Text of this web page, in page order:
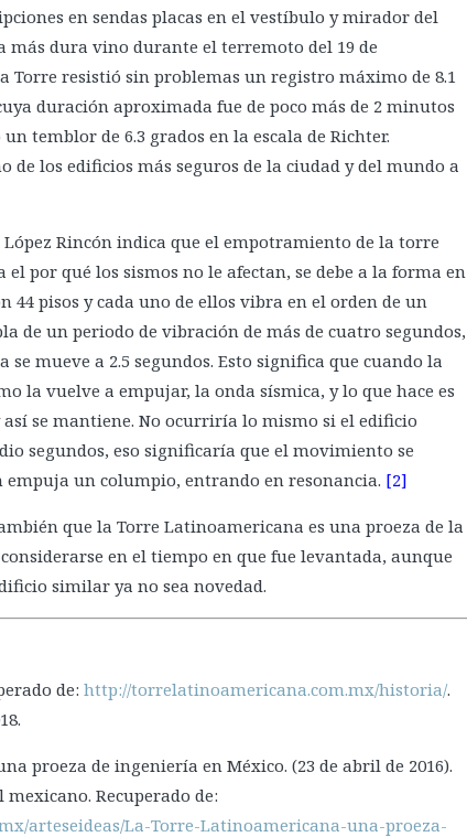
en sendas placas en el vestíbulo y mirador del
más dura vino durante el terremoto del 19 de
Torre resistió sin problemas un registro máximo de 8.1
duración aproximada fue de poco más de 2 minutos
temblor de 6.3 grados en la escala de Richter.
de los edificios más seguros de la ciudad y del mundo a
Rincón indica que el empotramiento de la torre
por qué los sismos no le afectan, se debe a la forma en
44 pisos y cada uno de ellos vibra en el orden de un
de un periodo de vibración de más de cuatro segundos,
se mueve a 2.5 segundos. Esto significa que cuando la
la vuelve a empujar, la onda sísmica, y lo que hace es
se mantiene. No ocurriría lo mismo si el edificio
segundos, eso significaría que el movimiento se
un columpio, entrando en resonancia. [2]
que la Torre Latinoamericana es una proeza de la
en el tiempo en que fue levantada, aunque
similar ya no sea novedad.
de: http://torrelatinoamericana.com.mx/historia/.
proeza de ingeniería en México. (23 de abril de 2016).
Recuperado de:
arteseideas/La-Torre-Latinoamericana-una-proeza-